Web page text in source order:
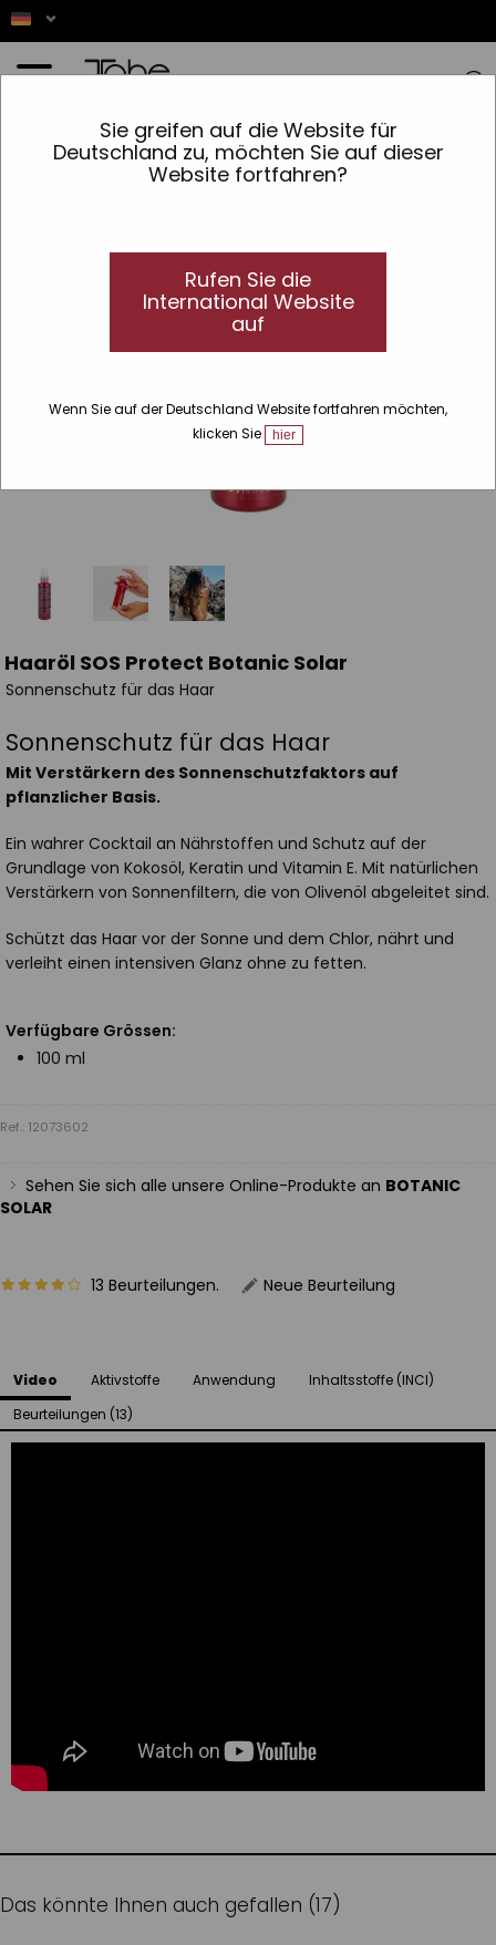
Sie greifen auf die Website für
Deutschland zu, möchten Sie auf dieser
Website fortfahren?
Rufen Sie die
International Website
auf
Wenn Sie auf der Deutschland Website fortfahren möchten,
klicken Sie
hier
»Art von Produkt »Leave-in-Conditioner »Haaröl SOS Protect
Haaröl SOS Protect Botanic Solar
Sonnenschutz für das Haar
Sonnenschutz für das Haar
Mit Verstärkern des Sonnenschutzfaktors auf
pflanzlicher Basis.
Ein wahrer Cocktail an Nährstoffen und Schutz auf der
Grundlage von Kokosöl, Keratin und Vitamin E. Mit natürlichen
Verstärkern von Sonnenfiltern, die von Olivenöl abgeleitet sind.
Schützt das Haar vor der Sonne und dem Chlor, nährt und
verleiht einen intensiven Glanz ohne zu fetten.
Verfügbare Grössen:
100 ml
Ref.: 12073602
Sehen Sie sich alle unsere Online-Produkte an BOTANIC
SOLAR
13 Beurteilungen. Neue Beurteilung
Video Aktivstoffe Anwendung
Inhaltsstoffe (INCI)
Beurteilungen (13)
Das könnte Ihnen auch gefallen (17)